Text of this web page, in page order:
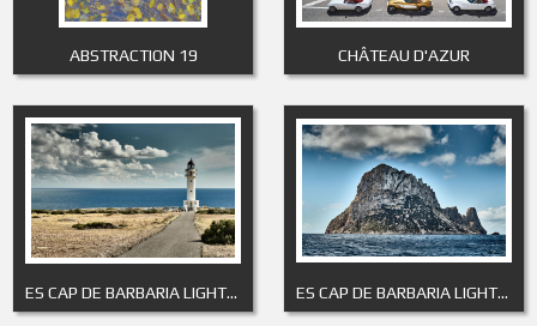
ABSTRACTION 19 CHÂTEAU D'AZUR
ES CAP DE BARBARIA LIGHTHOUSE 1 ES CAP DE BARBARIA LIGHTHOUSE 10